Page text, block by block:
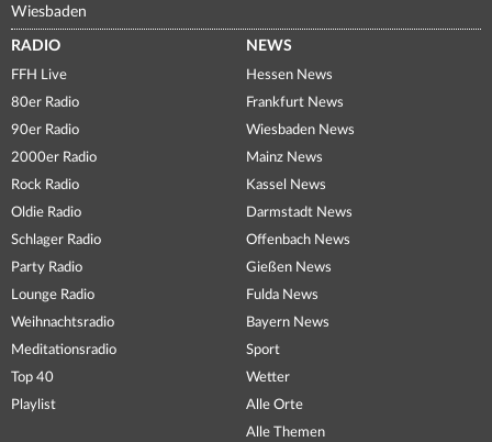
Wiesbaden
RADIO
FFH Live
80er Radio
90er Radio
2000er Radio
Rock Radio
Oldie Radio
Schlager Radio
Party Radio
Lounge Radio
Weihnachtsradio
Meditationsradio
Top 40
Playlist
NEWS
Hessen News
Frankfurt News
Wiesbaden News
Mainz News
Kassel News
Darmstadt News
Offenbach News
Gießen News
Fulda News
Bayern News
Sport
Wetter
Alle Orte
Alle Themen